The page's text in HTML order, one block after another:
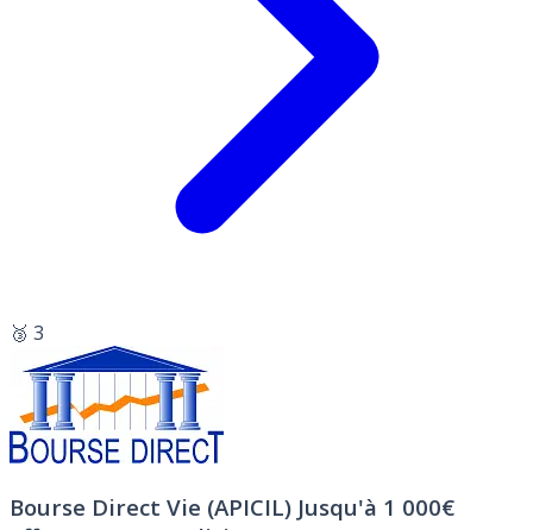
🥉 3
Bourse Direct Vie (APICIL) Jusqu'à 1 000€